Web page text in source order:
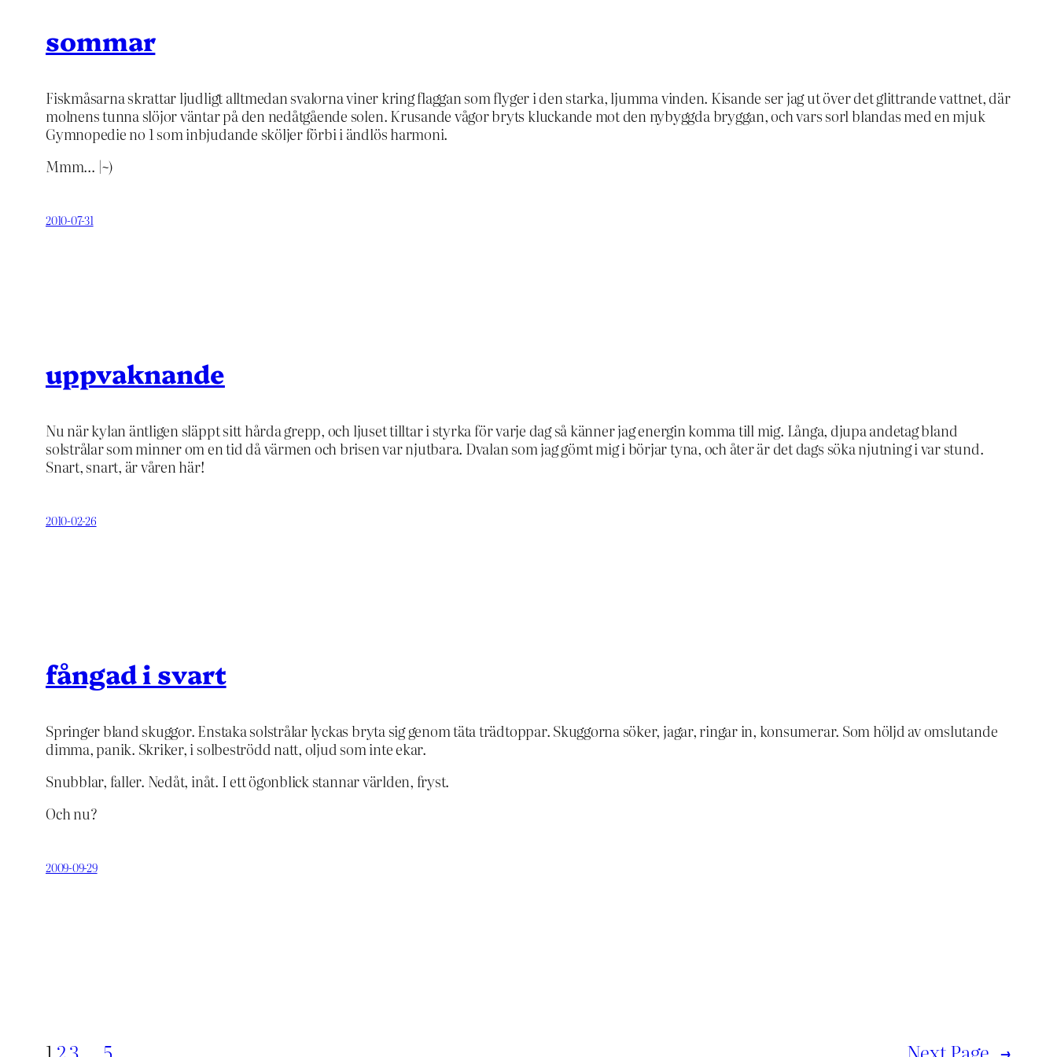
sommar
Fiskmåsarna skrattar ljudligt alltmedan svalorna viner kring flaggan som flyger i den starka, ljumma vinden. Kisande ser jag ut över det glittrande vattnet, där
molnens tunna slöjor väntar på den nedåtgående solen. Krusande vågor bryts kluckande mot den nybyggda bryggan, och vars sorl blandas med en mjuk
Gymnopedie no 1 som inbjudande sköljer förbi i ändlös harmoni.
Mmm… |~)
2010-07-31
uppvaknande
Nu när kylan äntligen släppt sitt hårda grepp, och ljuset tilltar i styrka för varje dag så känner jag energin komma till mig. Långa, djupa andetag bland
solstrålar som minner om en tid då värmen och brisen var njutbara. Dvalan som jag gömt mig i börjar tyna, och åter är det dags söka njutning i var stund.
Snart, snart, är våren här!
2010-02-26
fångad i svart
Springer bland skuggor. Enstaka solstrålar lyckas bryta sig genom täta trädtoppar. Skuggorna söker, jagar, ringar in, konsumerar. Som höljd av omslutande
dimma, panik. Skriker, i solbeströdd natt, oljud som inte ekar.
Snubblar, faller. Nedåt, inåt. I ett ögonblick stannar världen, fryst.
Och nu?
2009-09-29